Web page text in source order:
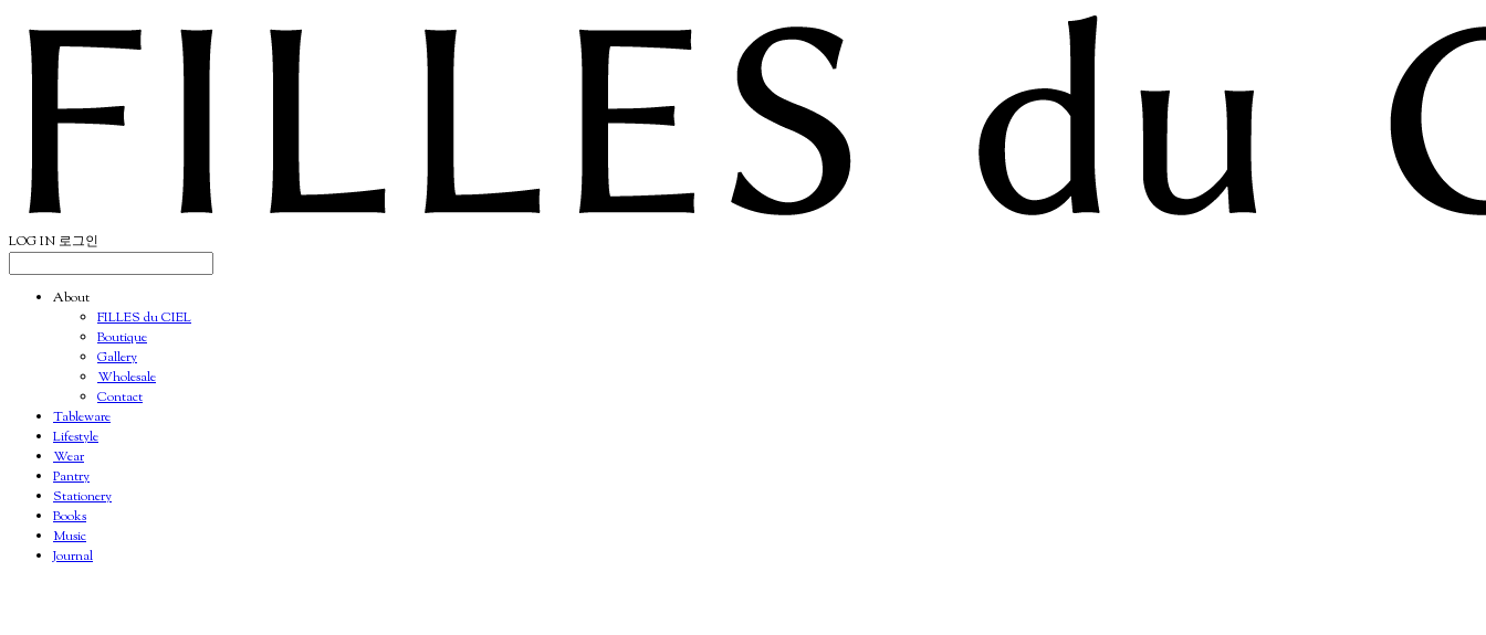
LOG IN 로그인
About
FILLES du CIEL
Boutique
Gallery
Wholesale
Contact
Tableware
Lifestyle
Wear
Pantry
Stationery
Books
Music
Journal